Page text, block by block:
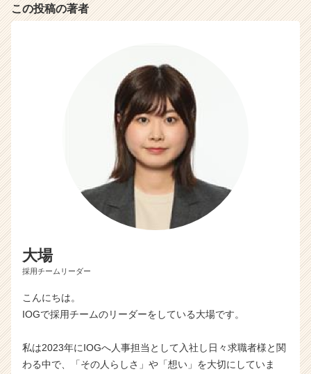
この投稿の著者
大場
採用チームリーダー
こんにちは。
IOGで採用チームのリーダーをしている大場です。
私は2023年にIOGへ人事担当として入社し日々求職者様と関
わる中で、「その人らしさ」や「想い」を大切にしていま